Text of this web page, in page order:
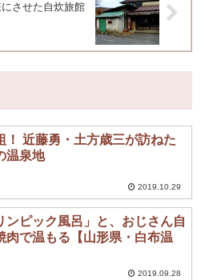
させた自炊旅館
！ 近藤勇・土方歳三が訪ねた
温泉地
2019.10.29
ンピック風呂」と、おじさん自
肉で温もる【山形県・白布温
2019.09.28